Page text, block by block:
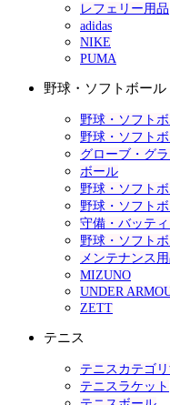
レフェリー用品
adidas
NIKE
PUMA
野球・ソフトボール
野球・ソフト
野球・ソフト
グローブ・グ
ボール
野球・ソフト
野球・ソフト
守備・バッテ
野球・ソフト
メンテナンス
MIZUNO
UNDER
ZETT
テニス
テニスカテゴ
テニスラケット